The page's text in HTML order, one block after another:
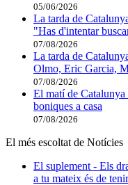
05/06/2026
La tarda de
"Has d'intentar
07/08/2026
La tarda de
Olmo, Eric Garcia,
07/08/2026
El matí de
boniques a casa
07/08/2026
El més escoltat de Notícies
El suplement - Els
a tu mateix és de